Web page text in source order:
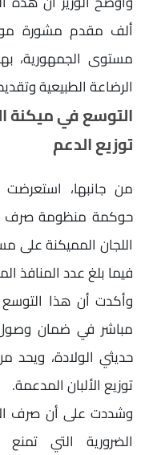
مستوى الجمهورية،
الرضاعة الطبيعية
التوسع في ميكنة
توزيع الدعم
من جانبها، استعرضت
حوكمة منظومة صرف
فيما بلغ عدد المنافذ المميكنة
وأكدت أن هذا
مباشر في ضمان
حديثي الولادة،
توزيع الألبان المدعمة.
وشددت على أن صرف
الضرورية التي تمنع